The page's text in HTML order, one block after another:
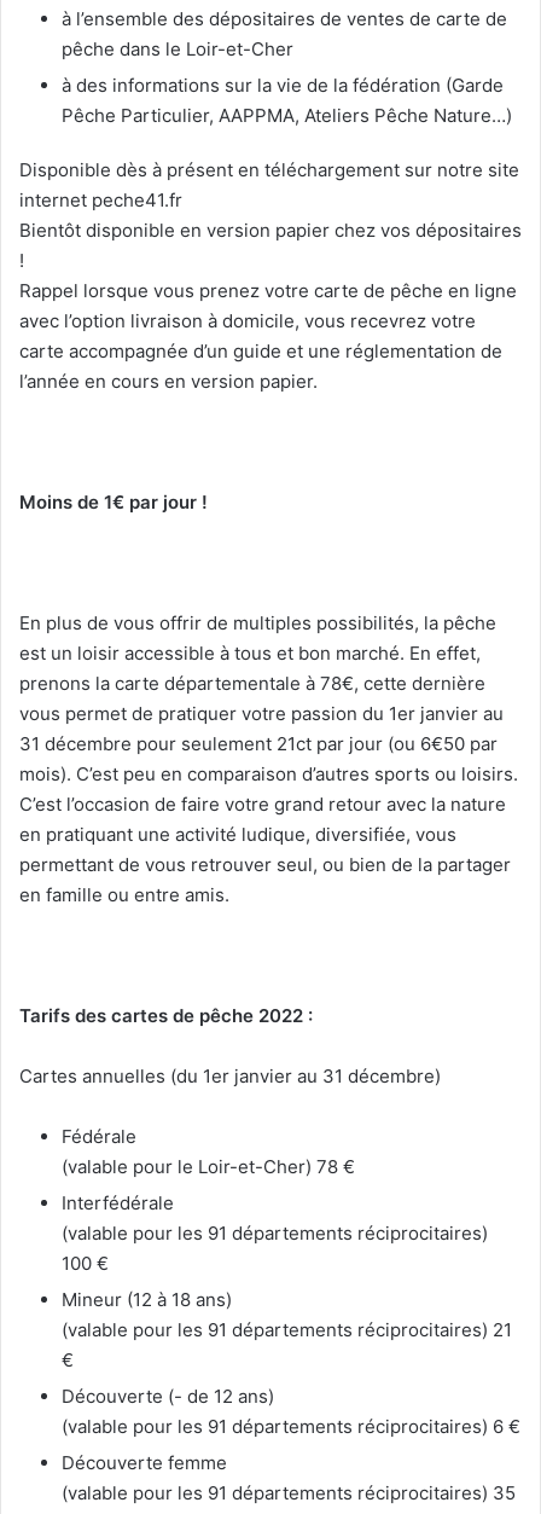
à l’ensemble des dépositaires de ventes de carte de
pêche dans le Loir-et-Cher
à des informations sur la vie de la fédération (Garde
Pêche Particulier, AAPPMA, Ateliers Pêche Nature…)
Disponible dès à présent en téléchargement sur notre site
internet peche41.fr
Bientôt disponible en version papier chez vos dépositaires
!
Rappel lorsque vous prenez votre carte de pêche en ligne
avec l’option livraison à domicile, vous recevrez votre
carte accompagnée d’un guide et une réglementation de
l’année en cours en version papier.
Moins de 1€ par jour !
En plus de vous offrir de multiples possibilités, la pêche
est un loisir accessible à tous et bon marché. En effet,
prenons la carte départementale à 78€, cette dernière
vous permet de pratiquer votre passion du 1er janvier au
31 décembre pour seulement 21ct par jour (ou 6€50 par
mois). C’est peu en comparaison d’autres sports ou loisirs.
C’est l’occasion de faire votre grand retour avec la nature
en pratiquant une activité ludique, diversifiée, vous
permettant de vous retrouver seul, ou bien de la partager
en famille ou entre amis.
Tarifs des cartes de pêche 2022 :
Cartes annuelles (du 1er janvier au 31 décembre)
Fédérale
(valable pour le Loir-et-Cher) 78 €
Interfédérale
(valable pour les 91 départements réciprocitaires)
100 €
Mineur (12 à 18 ans)
(valable pour les 91 départements réciprocitaires) 21
€
Découverte (- de 12 ans)
(valable pour les 91 départements réciprocitaires) 6 €
Découverte femme
(valable pour les 91 départements réciprocitaires) 35